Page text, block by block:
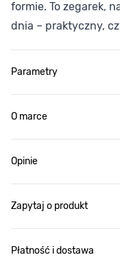
formie. To zegarek,
dnia – praktyczny,
Parametry
O marce
Opinie
Zapytaj o produkt
Płatność i dostawa